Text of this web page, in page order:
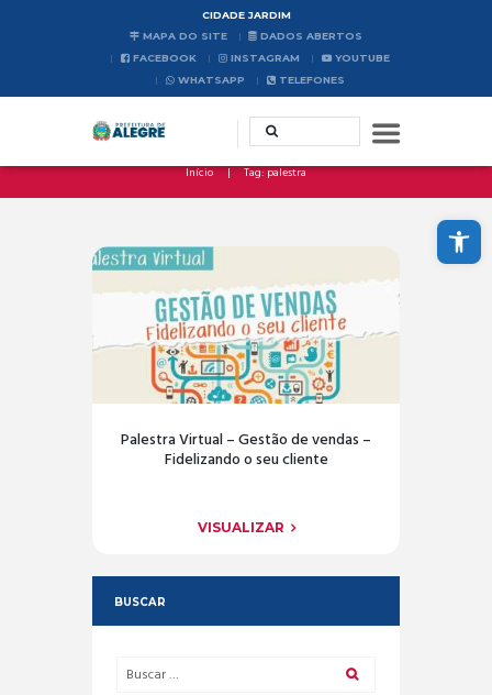
Abrir a barra de ferramentas
CIDADE JARDIM
MAPA DO SITE
DADOS ABERTOS
FACEBOOK
INSTAGRAM
YOUTUBE
WHATSAPP
TELEFONES
Início Tag: palestra
Palestra Virtual – Gestão de vendas –
Fidelizando o seu cliente
VISUALIZAR
BUSCAR